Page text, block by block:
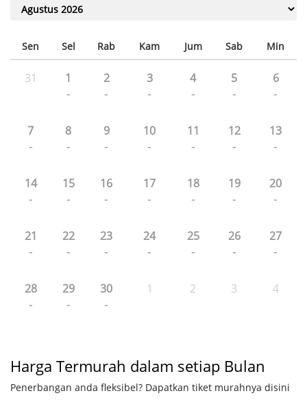
Sen Sel Rab Kam Jum Sab Min
31 1
-
2
-
3
-
4
-
5
-
6
-
7
-
8
-
9
-
10
-
11
-
12
-
13
-
14
-
15
-
16
-
17
-
18
-
19
-
20
-
21
-
22
-
23
-
24
-
25
-
26
-
27
-
28
-
29
-
30
-
1 2 3 4
Harga Termurah dalam setiap Bulan
Penerbangan anda fleksibel? Dapatkan tiket murahnya disini